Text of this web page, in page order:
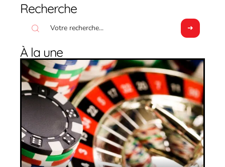
Recherche
À la une